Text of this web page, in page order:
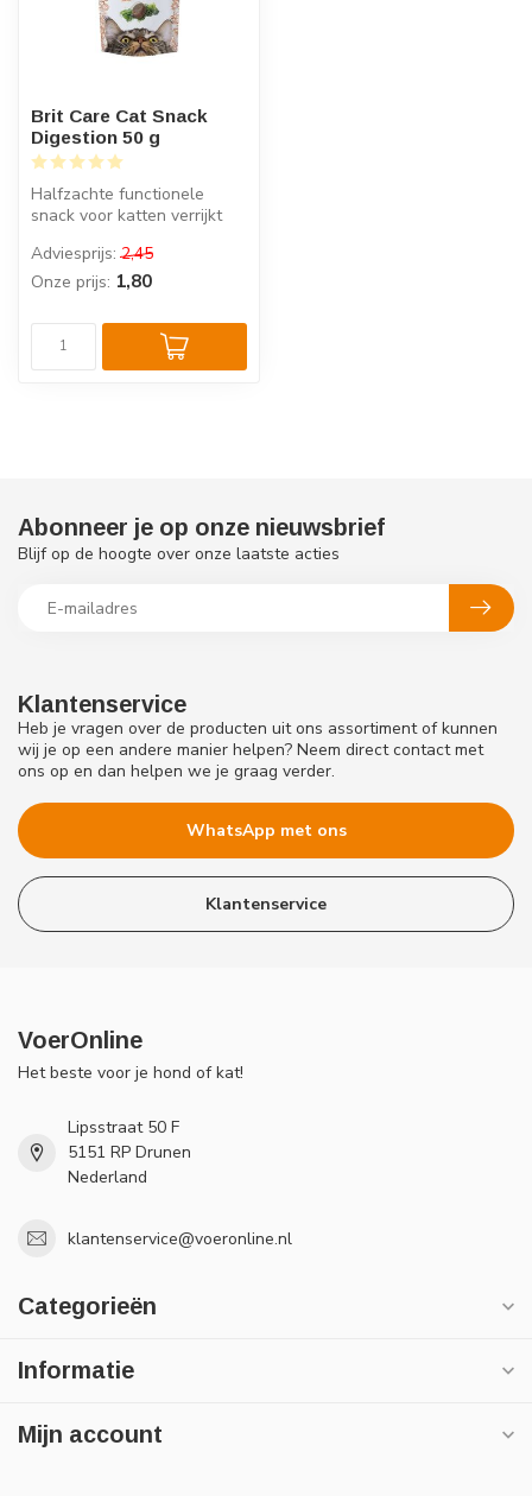
Brit Care Cat Snack
Digestion 50 g
Halfzachte functionele
snack voor katten verrijkt
onderste...
Adviesprijs: 2,45
Onze prijs: 1,80
Klantenservice
Heb je vragen over de producten uit ons assortiment of kunnen
wij je op een andere manier helpen? Neem direct contact met
ons op en dan helpen we je graag verder.
WhatsApp met ons
Klantenservice
Abonneer je op onze nieuwsbrief
Blijf op de hoogte over onze laatste acties
VoerOnline
Het beste voor je hond of kat!
Lipsstraat 50 F
5151 RP Drunen
Nederland
klantenservice@voeronline.nl
Categorieën
Informatie
Mijn account